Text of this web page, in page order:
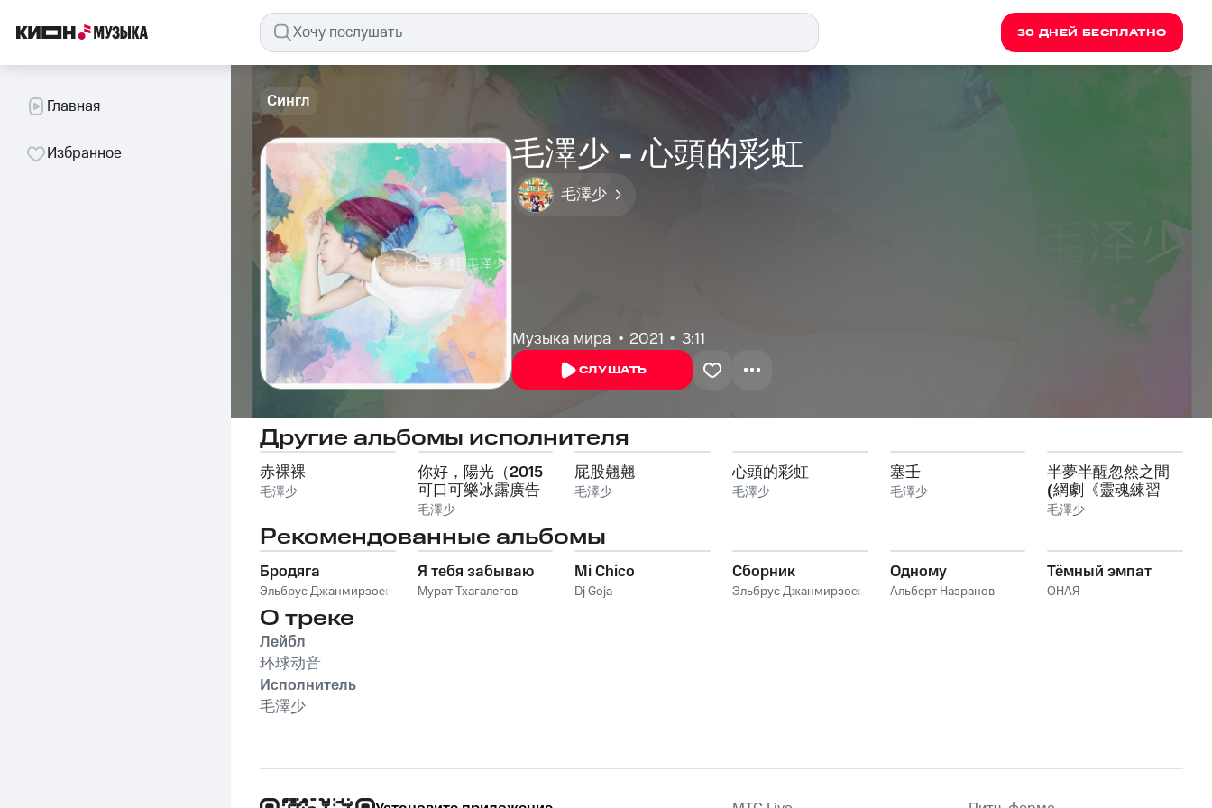
30 ДНЕЙ БЕСПЛАТНО
Главная
Избранное
Сингл
毛澤少 - 心頭的彩虹
毛澤少
Музыка мира 2021 3:11
СЛУШАТЬ
Другие альбомы исполнителя
赤裸裸
毛澤少
你好，陽光（2015
可口可樂冰露廣告
主題曲）
毛澤少
屁股翹翹
毛澤少
心頭的彩虹
毛澤少
塞壬
毛澤少
半夢半醒忽然之間
(網劇《靈魂練習
生》插曲)
毛澤少
Рекомендованные альбомы
Бродяга
Эльбрус Джанмирзоев
Я тебя забываю
Мурат Тхагалегов
Mi Chico
Dj Goja
Сборник
Эльбрус Джанмирзоев
Одному
Альберт Назранов
Тёмный эмпат
ОНАЯ
О треке
Лейбл
环球动音
Исполнитель
毛澤少